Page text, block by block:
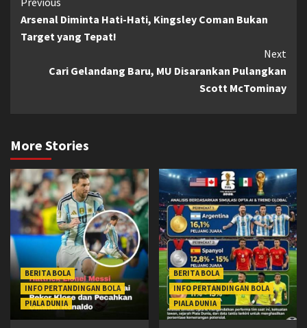
Reading
Arsenal Diminta Hati-Hati, Kingsley Coman Bukan
Target yang Tepat!
Next
Cari Gelandang Baru, MU Disarankan Pulangkan
Scott McTominay
More Stories
BERITA BOLA
INFO PERTANDINGAN BOLA
PIALA DUNIA
BERITA BOLA
INFO PERTANDINGAN BOLA
PIALA DUNIA